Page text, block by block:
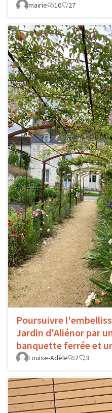
mairie
10 27
Poursuivre
Jardin d'Aliénor par
banquette ferrée et
Louise-Adèle 2 3